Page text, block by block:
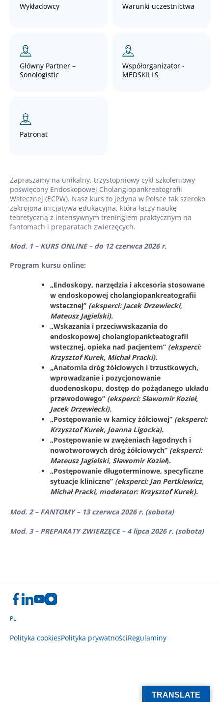
Wykładowcy Warunki uczestnictwa
Główny Partner –
Sonologistic
Współorganizator -
MEDSKILLS
Patronat
Zapraszamy na unikalny, trzystopniowy cykl szkoleniowy
poświęcony Endoskopowej Cholangiopankreatografii
Wstecznej (ECPW). Nasz kurs to jedyna w Polsce tak szeroko
zakrojona inicjatywa edukacyjna, która łączy naukę
teoretyczną z intensywnym treningiem praktycznym na
fantomach i preparatach zwierzęcych.
Mod. 1 – KURS ONLINE – do 12 czerwca 2026 r.
Program kursu online:
„Endoskopy, narzędzia i akcesoria stosowane
w endoskopowej cholangiopankreatografii
wstecznej” (eksperci: Jacek Drzewiecki,
Mateusz Jagielski).
„Wskazania i przeciwwskazania do
endoskopowej cholangiopankteatografii
wstecznej, opieka nad pacjentem” (eksperci:
Krzysztof Kurek, Michał Pracki).
„Anatomia dróg żółciowych i trzustkowych,
wprowadzanie i pozycjonowanie
duodenoskopu, dostęp do pożądanego układu
przewodowego” (eksperci: Sławomir Kozieł,
Jacek Drzewiecki).
„Postępowanie w kamicy żółciowej” (eksperci:
Krzysztof Kurek, Joanna Ligocka).
„Postępowanie w zwężeniach łagodnych i
nowotworowych dróg żółciowych” (eksperci:
Mateusz Jagielski, Sławomir Kozieł).
„Postępowanie długoterminowe, specyficzne
sytuacje kliniczne” (eksperci: Jan Pertkiewicz,
Michał Pracki, moderator: Krzysztof Kurek).
Mod. 2 – FANTOMY – 13 czerwca 2026 r. (sobota)
Mod. 3 – PREPARATY ZWIERZĘCE – 4 lipca 2026 r. (sobota)
PL
Polityka cookiesPolityka prywatnościRegulaminy
TRANSLATE